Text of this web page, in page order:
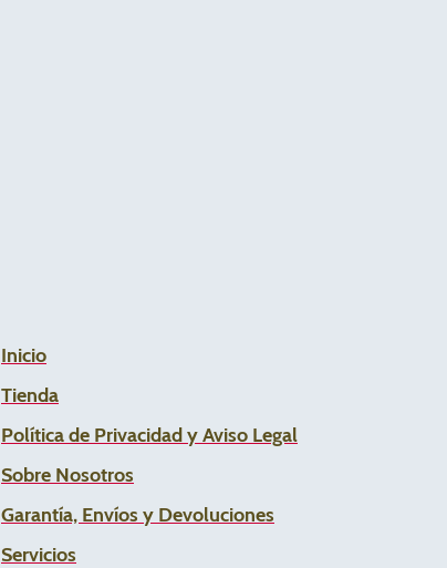
Inicio
Tienda
Política de Privacidad y Aviso Legal
Sobre Nosotros
Garantía, Envíos y Devoluciones
Servicios